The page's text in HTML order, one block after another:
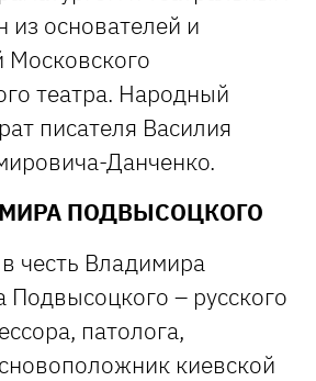
из основателей и
Московского
театра. Народный
писателя Василия
Данченко.
ПОДВЫСОЦКОГО
честь Владимира
Подвысоцкого – русского
патолога,
киевской